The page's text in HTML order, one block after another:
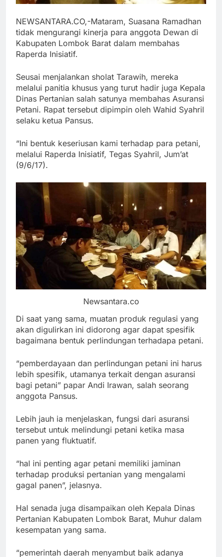
NEWSANTARA.CO,-Mataram, Suasana Ramadhan
tidak mengurangi kinerja para anggota Dewan di
Kabupaten Lombok Barat dalam membahas
Raperda Inisiatif.
Seusai menjalankan sholat Tarawih, mereka
melalui panitia khusus yang turut hadir juga Kepala
Dinas Pertanian salah satunya membahas Asuransi
Petani. Rapat tersebut dipimpin oleh Wahid Syahril
selaku ketua Pansus.
“Ini bentuk keseriusan kami terhadap para petani,
melalui Raperda Inisiatif, Tegas Syahril, Jum’at
(9/6/17).
Newsantara.co
Di saat yang sama, muatan produk regulasi yang
akan digulirkan ini didorong agar dapat spesifik
bagaimana bentuk perlindungan terhadapa petani.
“pemberdayaan dan perlindungan petani ini harus
lebih spesifik, utamanya terkait dengan asuransi
bagi petani” papar Andi Irawan, salah seorang
anggota Pansus.
Lebih jauh ia menjelaskan, fungsi dari asuransi
tersebut untuk melindungi petani ketika masa
panen yang fluktuatif.
“hal ini penting agar petani memiliki jaminan
terhadap produksi pertanian yang mengalami
gagal panen”, jelasnya.
Hal senada juga disampaikan oleh Kepala Dinas
Pertanian Kabupaten Lombok Barat, Muhur dalam
kesempatan yang sama.
“pemerintah daerah menyambut baik adanya